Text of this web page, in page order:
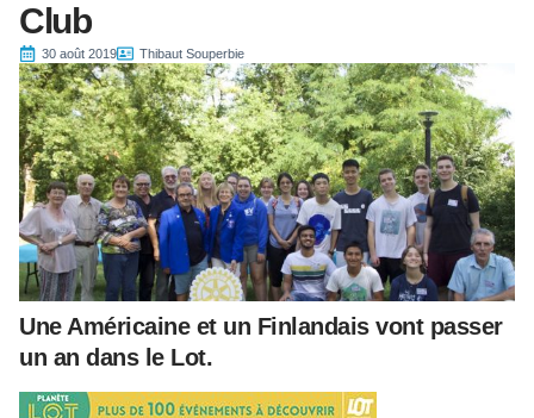
Club
30 août 2019 Thibaut Souperbie
Une Américaine et un Finlandais vont passer
un an dans le Lot.